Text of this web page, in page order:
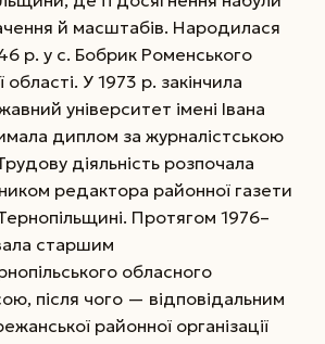
й масштабів. Народилася
р. у с. Бобрик Роменського
У 1973 р. закінчила
університет імені Івана
диплом за журналістською
діяльність розпочала
редактора районної газети
Протягом 1976–
старшим
обласного
після чого — відповідальним
районної організації